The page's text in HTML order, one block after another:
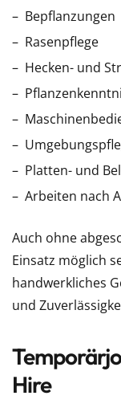
Bepflanzungen
Rasenpflege
Hecken- und
Platten- und
Arbeiten nach
Auch ohne
Einsatz möglich
handwerkliches
und
Hire